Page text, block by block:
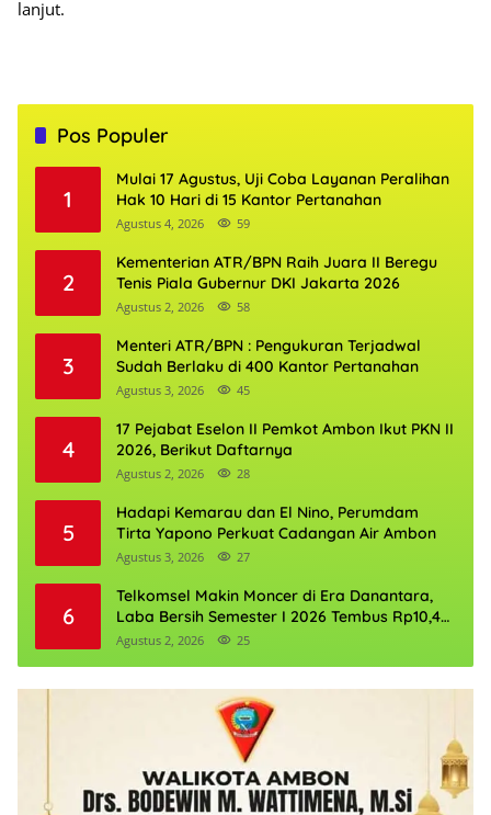
lanjut.
Pos Populer
1
Mulai 17 Agustus, Uji Coba Layanan Peralihan
Hak 10 Hari di 15 Kantor Pertanahan
Agustus 4, 2026 59
2
Kementerian ATR/BPN Raih Juara II Beregu
Tenis Piala Gubernur DKI Jakarta 2026
Agustus 2, 2026 58
3
Menteri ATR/BPN : Pengukuran Terjadwal
Sudah Berlaku di 400 Kantor Pertanahan
Agustus 3, 2026 45
4
17 Pejabat Eselon II Pemkot Ambon Ikut PKN II
2026, Berikut Daftarnya
Agustus 2, 2026 28
5
Hadapi Kemarau dan El Nino, Perumdam
Tirta Yapono Perkuat Cadangan Air Ambon
Agustus 3, 2026 27
6
Telkomsel Makin Moncer di Era Danantara,
Laba Bersih Semester I 2026 Tembus Rp10,4
Triliun
Agustus 2, 2026 25